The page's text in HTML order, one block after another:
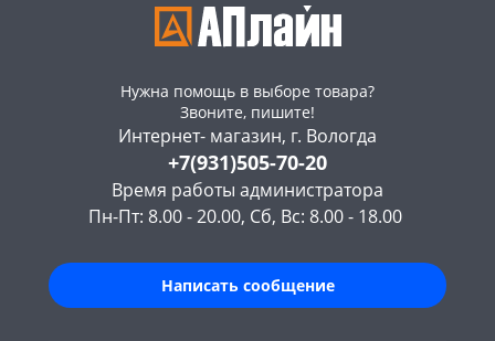
Нужна помощь в выборе товара?
Звоните, пишите!
Интернет- магазин, г. Вологда
+7(931)505-70-20
Время работы администратора
Пн-Пт: 8.00 - 20.00, Сб, Вс: 8.00 - 18.00
Написать сообщение